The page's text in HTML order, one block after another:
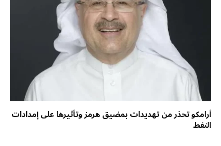
أرامكو تحذر من تهديدات بمضيق هرمز وتأثيرها على إمدادات
النفط